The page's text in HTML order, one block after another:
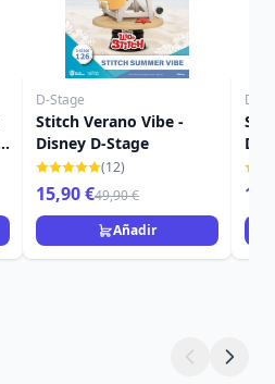
D-Stage
Stitch Verano Vibe -
Disney D-Stage
(12)
15,90 €49,90 €
Añadir
D-